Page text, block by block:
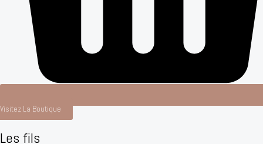
Visitez La Boutique
Les fils